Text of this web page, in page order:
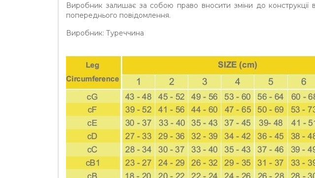
Виробник залишає за собою право вносити зміни до конструкції
попереднього повідомлення.
Виробник: Туреччина